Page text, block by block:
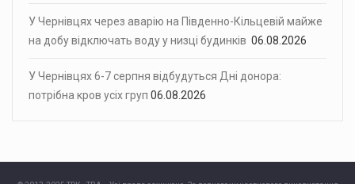
У Чернівцях через аварію на Південно-Кільцевій майже
на добу відключать воду у низці будинків 06.08.2026
У Чернівцях 6-7 серпня відбудуться Дні донора:
потрібна кров усіх груп 06.08.2026